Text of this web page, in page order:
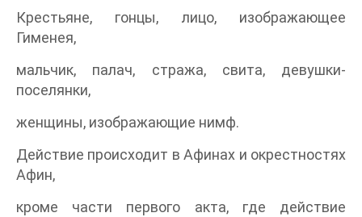
Крестьяне, гонцы, лицо, изображающее
Гименея,
мальчик, палач, стража, свита, девушки-
поселянки,
женщины, изображающие нимф.
Действие происходит в Афинах и окрестностях
Афин,
кроме части первого акта, где действие